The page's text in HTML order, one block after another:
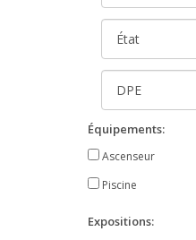
Équipements:
Ascenseur
Piscine
Expositions: